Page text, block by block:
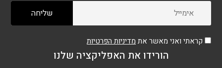
קראתי ואני מאשר את מדיניות הפרטיות
הורידו את האפליקציה שלנו